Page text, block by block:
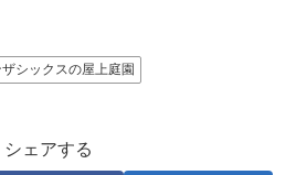
ザシックスの屋上庭園
シェアする